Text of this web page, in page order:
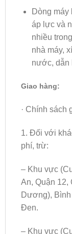
Dòng máy
áp lực và
nhiều
nhà máy,
nước, dẫn
Giao hàng:
· Chính sách
1. Đối với
phí, trừ:
– Khu vực
An, Quận 12,
Dương),
Đen.
– Khu vực